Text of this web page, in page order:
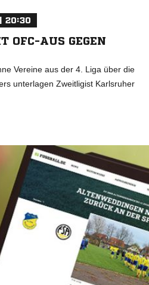
20:30
OFC-AUS GEGEN
Vereine aus der 4. Liga über die
unterlagen Zweitligist Karlsruher